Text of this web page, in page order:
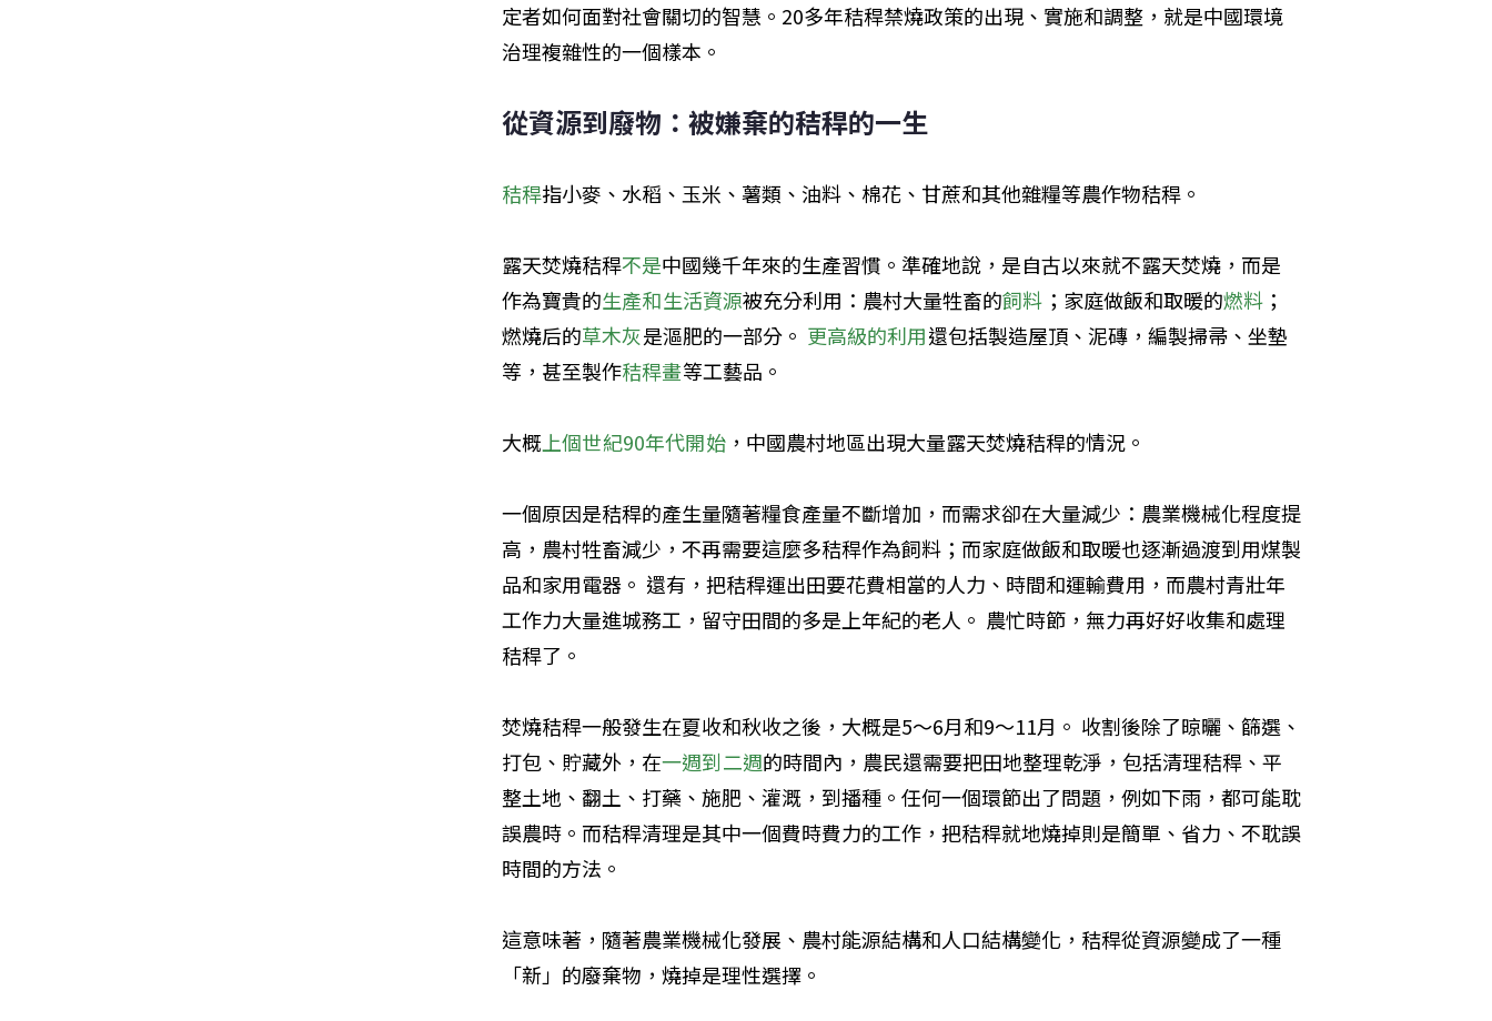
定者如何面對社會關切的智慧。20多年秸稈禁燒政策的出現、實施和調整，就是中國環境
治理複雜性的一個樣本。
從資源到廢物：被嫌棄的秸稈的一生
秸稈指小麥、水稻、玉米、薯類、油料、棉花、甘蔗和其他雜糧等農作物秸稈。
露天焚燒秸稈不是中國幾千年來的生產習慣。準確地說，是自古以來就不露天焚燒，而是
作為寶貴的生產和生活資源被充分利用：農村大量牲畜的飼料 ；家庭做飯和取暖的燃料 ；
燃燒后的草木灰是漚肥的一部分。 更高級的利用還包括製造屋頂、泥磚，編製掃帚、坐墊
等，甚至製作秸稈畫等工藝品。
大概上個世紀90年代開始，中國農村地區出現大量露天焚燒秸稈的情況。
一個原因是秸稈的產生量隨著糧食產量不斷增加，而需求卻在大量減少：農業機械化程度提
高，農村牲畜減少，不再需要這麼多秸稈作為飼料；而家庭做飯和取暖也逐漸過渡到用煤製
品和家用電器。 還有，把秸稈運出田要花費相當的人力、時間和運輸費用，而農村青壯年
工作力大量進城務工，留守田間的多是上年紀的老人。 農忙時節，無力再好好收集和處理
秸稈了。
焚燒秸稈一般發生在夏收和秋收之後，大概是5～6月和9～11月。 收割後除了晾曬、篩選、
打包、貯藏外，在一週到二週的時間內，農民還需要把田地整理乾淨，包括清理秸稈、平
整土地、翻土、打藥、施肥、灌溉，到播種。任何一個環節出了問題，例如下雨，都可能耽
誤農時。而秸稈清理是其中一個費時費力的工作，把秸稈就地燒掉則是簡單、省力、不耽誤
時間的方法。
這意味著，隨著農業機械化發展、農村能源結構和人口結構變化，秸稈從資源變成了一種
「新」的廢棄物，燒掉是理性選擇。